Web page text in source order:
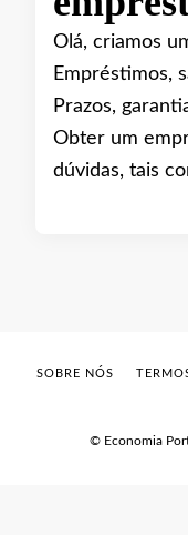
Olá, criamos
Empréstimos,
Prazos,
Obter um
dúvidas, tais
© Economia
SOBRE NÓS